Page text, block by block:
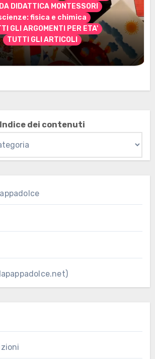
DIDATTICA MONTESSORI
fisica e chimica
GLI ARGOMENTI PER ETA'
TUTTI GLI ARTICOLI
nuovi materiali stampabili
per gli abbonati
Indice dei contenuti